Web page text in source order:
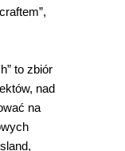
to zbiór
nad
na